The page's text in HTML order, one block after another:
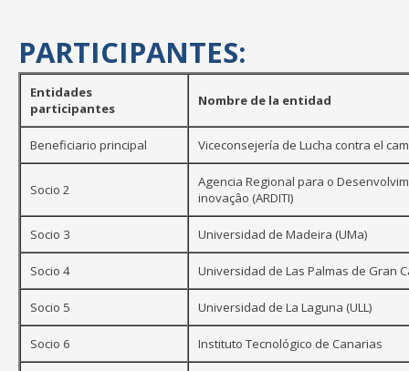
PARTICIPANTES:
Entidades
participantes
Nombre de la entidad
Beneficiario principal Viceconsejería de Lucha contra el
Socio 2
Agencia Regional para o
inovaçâo (ARDITI)
Socio 3 Universidad de Madeira (UMa)
Socio 4 Universidad de Las Palmas de Gran
Socio 5 Universidad de La Laguna (ULL)
Socio 6 Instituto Tecnológico de Canarias